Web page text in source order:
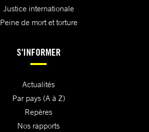
Justice internationale
Peine de mort et torture
S'INFORMER
Actualités
Par pays (A à Z)
Repères
Nos rapports